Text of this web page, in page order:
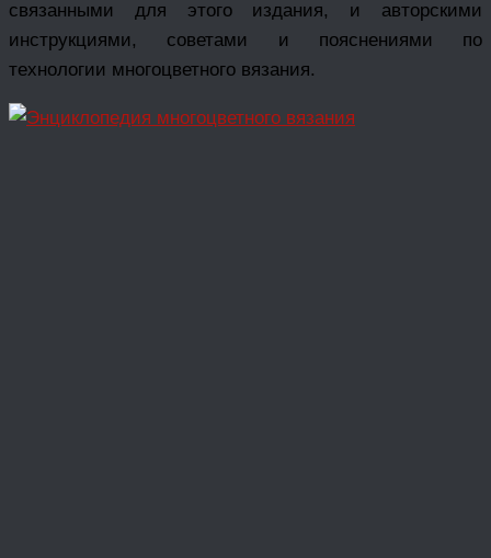
связанными для этого издания, и авторскими
инструкциями, советами и пояснениями по
технологии многоцветного вязания.